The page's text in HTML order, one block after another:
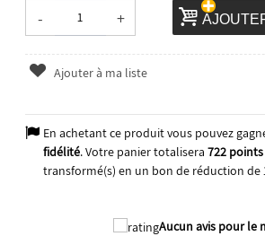
- +
Ajouter à ma liste
En achetant ce produit vous pouvez
fidélité. Votre panier totalisera 722points
transformé(s) en un bon de réduction de
Aucun avis pour le